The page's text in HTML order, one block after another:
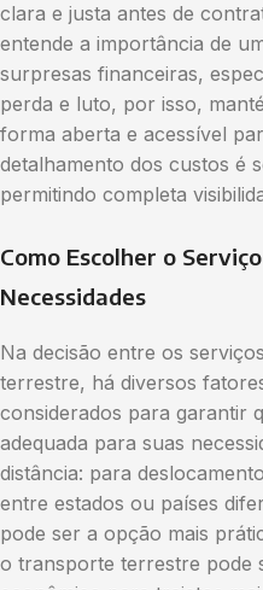
clara e justa antes de
entende a importância de
surpresas financeiras,
perda e luto, por isso,
forma aberta e acessível
detalhamento dos custos é
permitindo completa
Como Escolher o
Necessidades
Na decisão entre os
terrestre, há diversos
considerados para garantir
adequada para suas
distância: para
entre estados ou países
pode ser a opção mais
o transporte terrestre pode